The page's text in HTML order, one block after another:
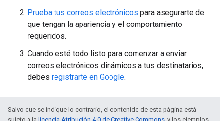
Prueba tus correos electrónicos para asegurarte de
que tengan la apariencia y el comportamiento
requeridos.
Cuando esté todo listo para comenzar a enviar
correos electrónicos dinámicos a tus destinatarios,
debes registrarte en Google.
Salvo que se indique lo contrario, el contenido de esta página está
sujeto a la licencia Atribución 4.0 de Creative Commons, y los ejemplos